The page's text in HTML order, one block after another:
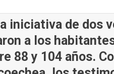
iniciativa de dos
a los
88 y 104 años.